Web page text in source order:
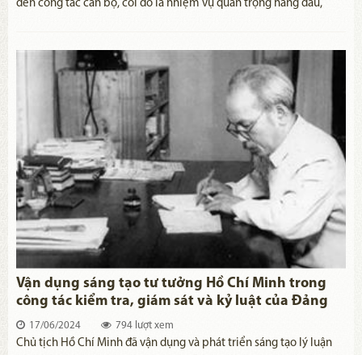
đến công tác cán bộ, coi đó là nhiệm vụ quan trọng hàng đầu,
công tác, trong đó phong cách làm việc dân chủ được Người đặc
biệt coi trọng. Trong giai đoạn hiện nay, việc tiếp tục vận dụng
sáng tạo, hiệu quả tư tưởng Hồ Chí Minh về phong cách làm việc
dân chủ của cán bộ rất cần thiết, góp phần xây dựng đội ngũ cán
bộ “vừa hồng, vừa chuyên”, đáp ứng yêu cầu, nhiệm vụ của cách
mạng.
Vận dụng sáng tạo tư tưởng Hồ Chí Minh trong
công tác kiểm tra, giám sát và kỷ luật của Đảng
17/06/2024 794 lượt xem
Chủ tịch Hồ Chí Minh đã vận dụng và phát triển sáng tạo lý luận